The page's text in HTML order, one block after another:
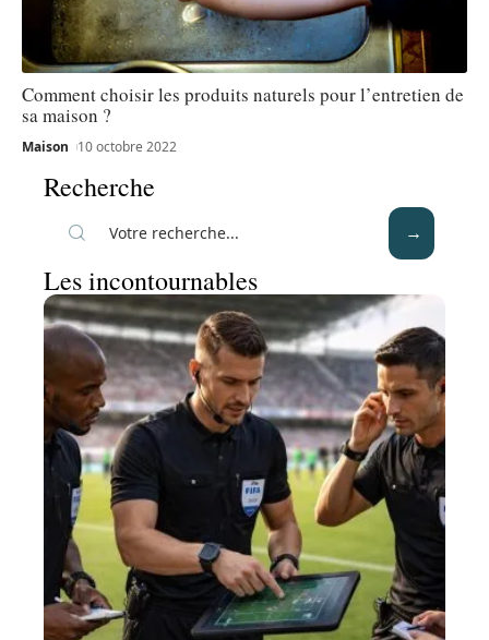
Comment choisir les produits naturels pour l’entretien de
sa maison ?
Maison 10 octobre 2022
Recherche
Les incontournables